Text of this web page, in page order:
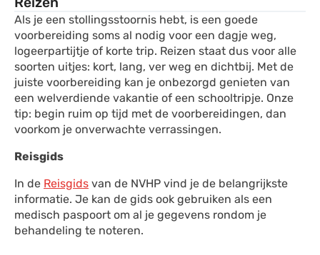
Als je een stollingsstoornis hebt, is een goede
voorbereiding soms al nodig voor een dagje weg,
logeerpartijtje of korte trip. Reizen staat dus voor alle
soorten uitjes: kort, lang, ver weg en dichtbij. Met de
juiste voorbereiding kan je onbezorgd genieten van
een welverdiende vakantie of een schooltripje. Onze
tip: begin ruim op tijd met de voorbereidingen, dan
voorkom je onverwachte verrassingen.
Reisgids
In de Reisgids van de NVHP vind je de belangrijkste
informatie. Je kan de gids ook gebruiken als een
medisch paspoort om al je gegevens rondom je
behandeling te noteren.